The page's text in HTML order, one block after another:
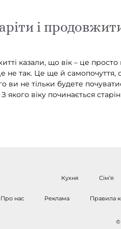
і
казали, що вік – це
не так. Це ще й самопочуття,
ви не тільки будете
віку починається
Кухня Сім’я
Про нас Реклама Правила
©